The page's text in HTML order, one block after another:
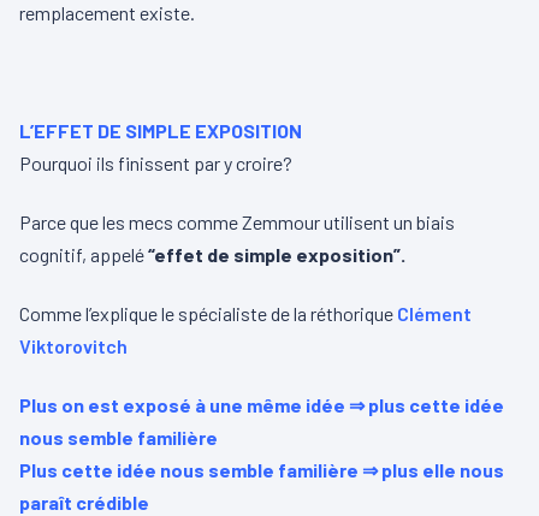
remplacement existe.
L’EFFET DE SIMPLE EXPOSITION
Pourquoi ils finissent par y croire?
Parce que les mecs comme Zemmour utilisent un biais
cognitif, appelé“effet de simple exposition”.
Comme l’explique le spécialiste de la réthorique Clément
Viktorovitch
Plus on est exposé à une même idée ⇒ plus cette idée
nous semble familière
Plus cette idée nous semble familière ⇒ plus elle nous
paraît crédible